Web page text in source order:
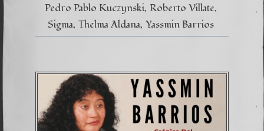
Pedro Pablo Kuczynski Roberto Villate
Sigma Thelma Aldana Yassmin Barrios